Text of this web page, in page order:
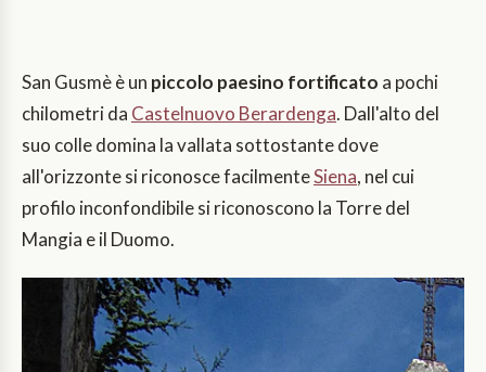
San Gusmè è un piccolo paesino fortificato a pochi
chilometri da Castelnuovo Berardenga. Dall'alto del
suo colle domina la vallata sottostante dove
all'orizzonte si riconosce facilmenteSiena, nel cui
profilo inconfondibile si riconoscono la Torre del
Mangia e il Duomo.